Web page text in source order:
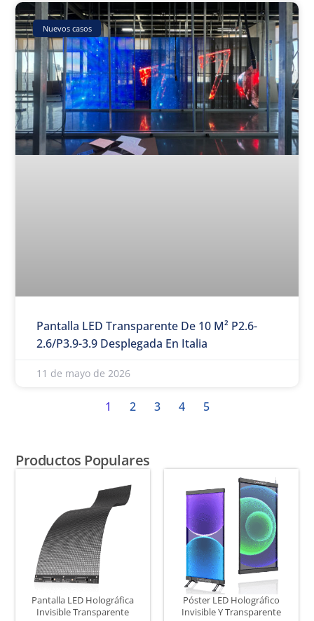
Nuevos casos
Pantalla LED Transparente De 10 M² P2.6-
2.6/P3.9-3.9 Desplegada En Italia
11 de mayo de 2026
1 2 3 4 5
Productos Populares
Pantalla LED Holográfica
Invisible Transparente
Póster LED Holográfico
Invisible Y Transparente